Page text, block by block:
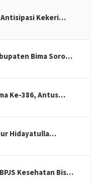
Antisipasi Kekeri…
Bima Soro…
Ke-386, Antus…
Hidayatulla…
Kesehatan Bis…